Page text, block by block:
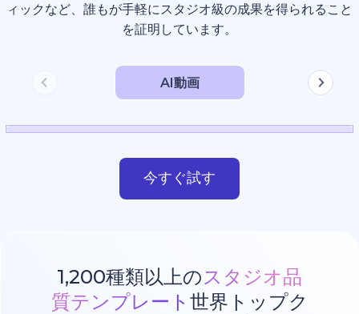
ィックなど、誰もが手軽にスタジオ級の成果を得られること
を証明しています。
AI動画
今すぐ試す
1,200種類以上のスタジオ品
質テンプレート 世界トップク